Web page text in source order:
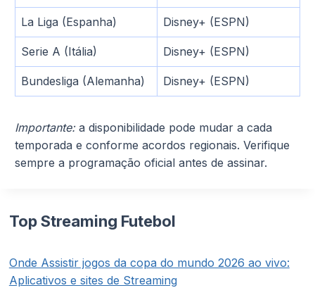
La Liga (Espanha) Disney+ (ESPN)
Serie A (Itália) Disney+ (ESPN)
Bundesliga (Alemanha) Disney+ (ESPN)
Importante:a disponibilidade pode mudar a cada
temporada e conforme acordos regionais. Verifique
sempre a programação oficial antes de assinar.
Top Streaming Futebol
Onde Assistir jogos da copa do mundo 2026 ao vivo:
Aplicativos e sites de Streaming